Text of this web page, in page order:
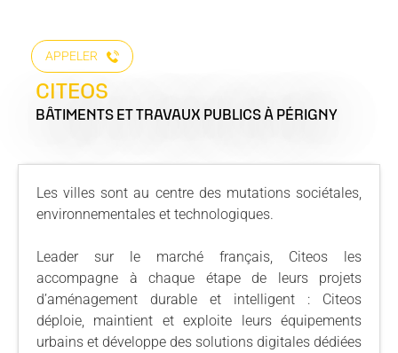
APPELER
CITEOS
BÂTIMENTS ET TRAVAUX PUBLICS À PÉRIGNY
Les villes sont au centre des mutations sociétales,
environnementales et technologiques.
Leader sur le marché français, Citeos les
accompagne à chaque étape de leurs projets
d’aménagement durable et intelligent : Citeos
déploie, maintient et exploite leurs équipements
urbains et développe des solutions digitales dédiées